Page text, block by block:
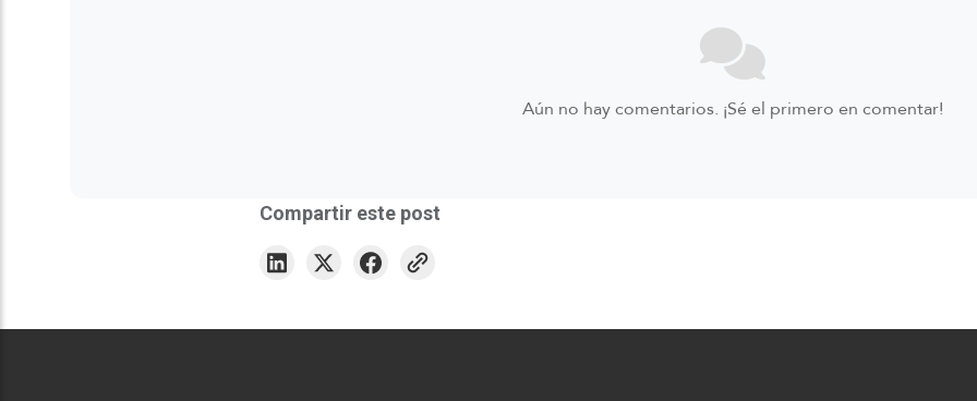
Aún no hay comentarios. ¡Sé el primero en comentar!
Compartir este post